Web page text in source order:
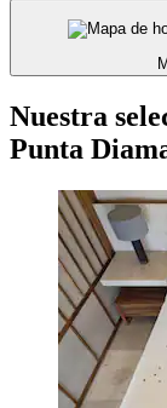
Nuestra
Punta